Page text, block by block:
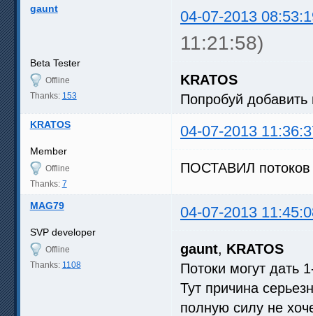
gaunt 04-07-2013
11:21:58)
Beta Tester
Offline
Thanks: 153
KRATOS
Попробуй добавить
KRATOS 04-07-2013
Member
Offline
Thanks: 7
ПОСТАВИЛ потоков
MAG79 04-07-2013
SVP developer
Offline
Thanks: 1108
gaunt, KRATOS
Потоки могут дать
Тут причина
полную силу не